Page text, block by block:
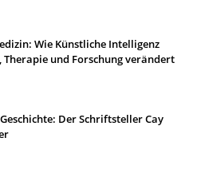
Wie Künstliche Intelligenz
Therapie und Forschung verändert
Der Schriftsteller Cay